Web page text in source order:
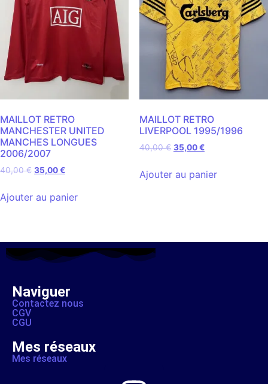
MAILLOT RETRO
MANCHESTER UNITED
MANCHES LONGUES
2006/2007
40,00€ 35,00€
Ajouter au panier
MAILLOT RETRO
LIVERPOOL 1995/1996
40,00€ 35,00€
Ajouter au panier
Naviguer
Contactez nous
CGV
CGU
Mes réseaux
Mes réseaux